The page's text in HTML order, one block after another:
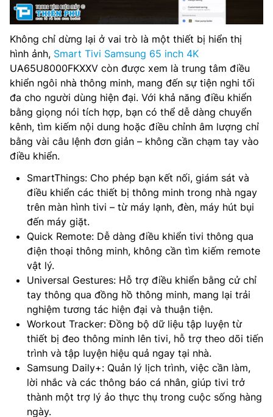
Không chỉ dừng lại ở vai trò là một thiết bị hiển thị
hình ảnh, Smart Tivi Samsung 65 inch 4K
UA65U8000FKXXV còn được xem là trung tâm điều
khiển ngôi nhà thông minh, mang đến sự tiện nghi tối
đa cho người dùng hiện đại. Với khả năng điều khiển
bằng giọng nói tích hợp, bạn có thể dễ dàng chuyển
kênh, tìm kiếm nội dung hoặc điều chỉnh âm lượng chỉ
bằng vài câu lệnh đơn giản – không cần chạm tay vào
điều khiển.
SmartThings: Cho phép bạn kết nối, giám sát và
điều khiển các thiết bị thông minh trong nhà ngay
trên màn hình tivi – từ máy lạnh, đèn, máy hút bụi
đến máy giặt.
Quick Remote: Dễ dàng điều khiển tivi thông qua
điện thoại thông minh, không cần tìm kiếm remote
vật lý.
Universal Gestures: Hỗ trợ điều khiển bằng cử chỉ
tay thông qua đồng hồ thông minh, mang lại trải
nghiệm tương tác hiện đại và thuận tiện.
Workout Tracker: Đồng bộ dữ liệu tập luyện từ
thiết bị đeo thông minh lên tivi, hỗ trợ theo dõi tiến
trình và tập luyện hiệu quả ngay tại nhà.
Samsung Daily+: Quản lý lịch trình, việc cần làm,
lời nhắc và các thông báo cá nhân, giúp tivi trở
thành một trợ lý ảo thực thụ trong cuộc sống hàng
ngày.